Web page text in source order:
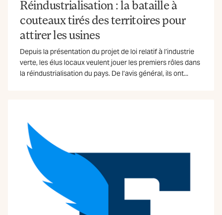
Réindustrialisation : la bataille à
couteaux tirés des territoires pour
attirer les usines
Depuis la présentation du projet de loi relatif à l’industrie
verte, les élus locaux veulent jouer les premiers rôles dans
la réindustrialisation du pays. De l’avis général, ils ont...